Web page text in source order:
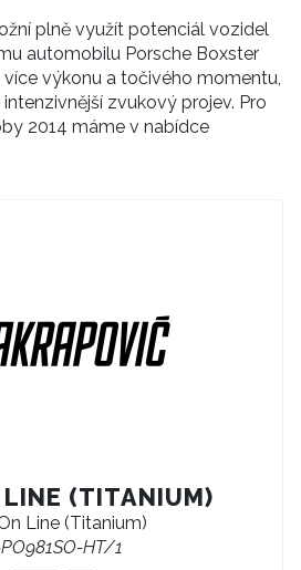
plně využít potenciál vozidel
automobilu Porsche Boxster
výkonu a točivého momentu,
zvukový projev. Pro
2014 máme v nabídce
(TITANIUM)
Line (Titanium)
HT/1